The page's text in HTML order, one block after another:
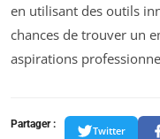
en utilisant des outils
chances de trouver un
aspirations
Partager :
Twitter